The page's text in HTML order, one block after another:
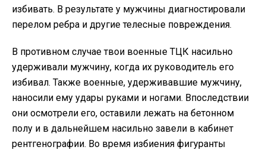
избивать. В результате у мужчины диагностировали
перелом ребра и другие телесные повреждения.
В противном случае твои военные ТЦК насильно
удерживали мужчину, когда их руководитель его
избивал. Также военные, удерживавшие мужчину,
наносили ему удары руками и ногами. Впоследствии
они осмотрели его, оставили лежать на бетонном
полу и в дальнейшем насильно завели в кабинет
рентгенографии. Во время избиения фигуранты